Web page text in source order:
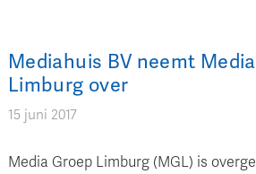
Mediahuis BV neemt
Limburg over
15 juni 2017
Media Groep Limburg (MGL) is